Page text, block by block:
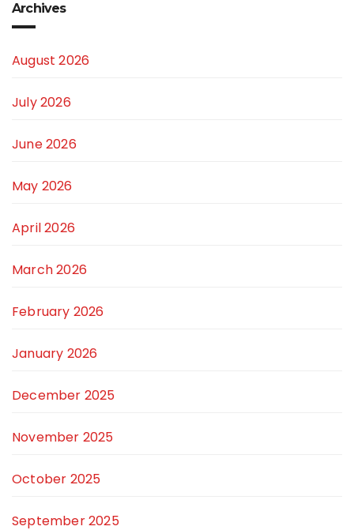
Archives
August 2026
July 2026
June 2026
May 2026
April 2026
March 2026
February 2026
January 2026
December 2025
November 2025
October 2025
September 2025